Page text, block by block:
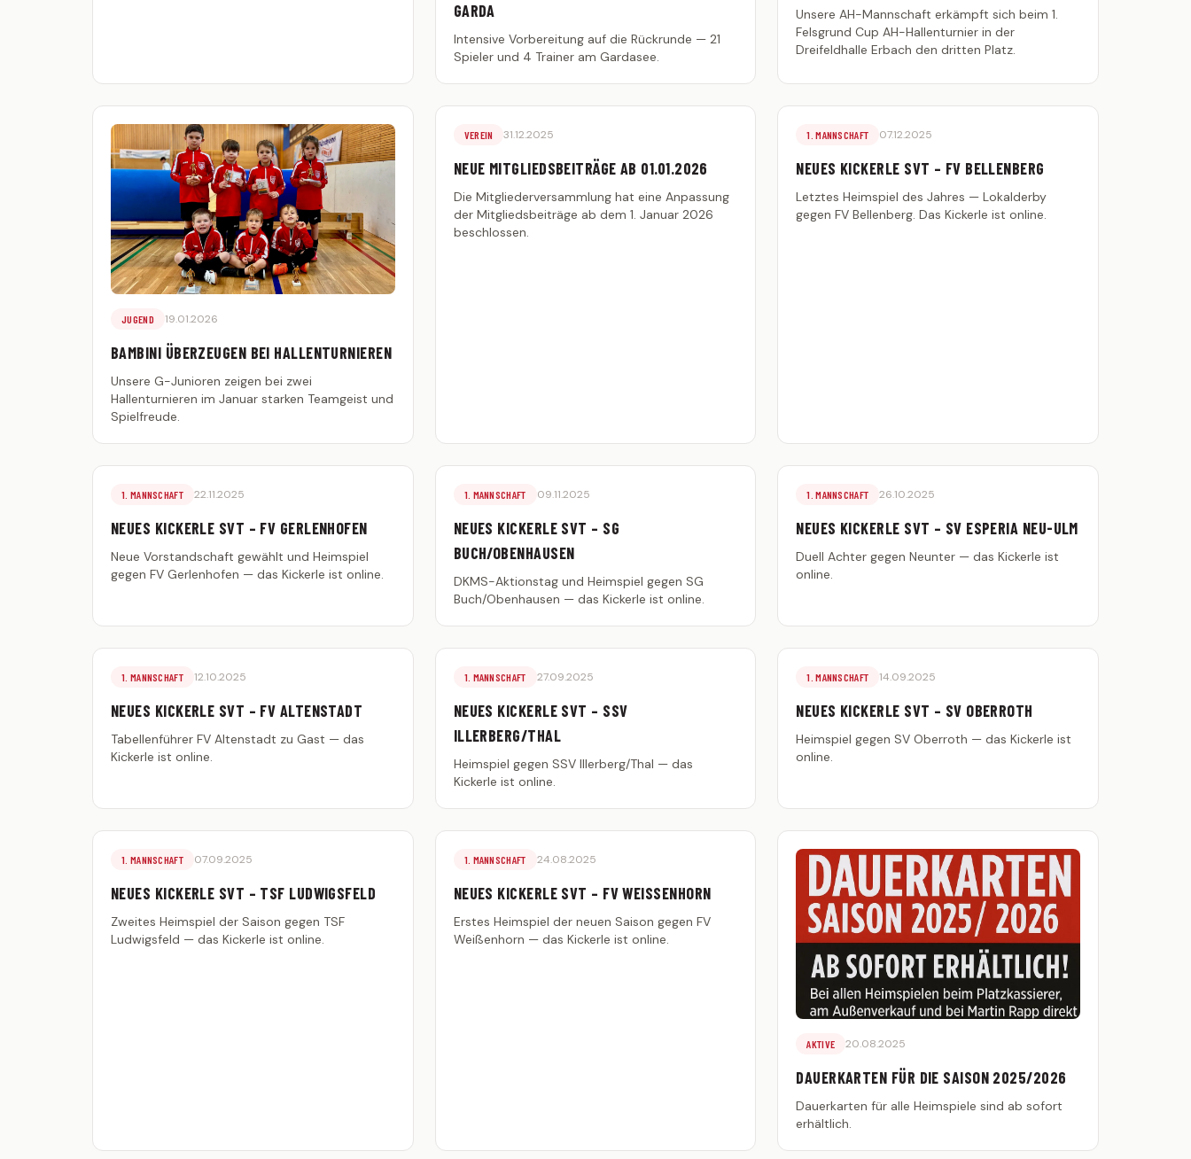
GARDA
Intensive Vorbereitung auf die Rückrunde — 21
Spieler und 4 Trainer am Gardasee.
Unsere AH-Mannschaft erkämpft sich beim 1.
Felsgrund Cup AH-Hallenturnier in der
Dreifeldhalle Erbach den dritten Platz.
JUGEND 19.01.2026
BAMBINI ÜBERZEUGEN BEI HALLENTURNIEREN
Unsere G-Junioren zeigen bei zwei
Hallenturnieren im Januar starken Teamgeist und
Spielfreude.
VEREIN 31.12.2025
NEUE MITGLIEDSBEITRÄGE AB 01.01.2026
Die Mitgliederversammlung hat eine Anpassung
der Mitgliedsbeiträge ab dem 1. Januar 2026
beschlossen.
1. MANNSCHAFT 07.12.2025
NEUES KICKERLE SVT – FV BELLENBERG
Letztes Heimspiel des Jahres — Lokalderby
gegen FV Bellenberg. Das Kickerle ist online.
1. MANNSCHAFT 22.11.2025
NEUES KICKERLE SVT – FV GERLENHOFEN
Neue Vorstandschaft gewählt und Heimspiel
gegen FV Gerlenhofen — das Kickerle ist online.
1. MANNSCHAFT 09.11.2025
NEUES KICKERLE SVT – SG
BUCH/OBENHAUSEN
DKMS-Aktionstag und Heimspiel gegen SG
Buch/Obenhausen — das Kickerle ist online.
1. MANNSCHAFT 26.10.2025
NEUES KICKERLE SVT – SV ESPERIA NEU-ULM
Duell Achter gegen Neunter — das Kickerle ist
online.
1. MANNSCHAFT 12.10.2025
NEUES KICKERLE SVT – FV ALTENSTADT
Tabellenführer FV Altenstadt zu Gast — das
Kickerle ist online.
1. MANNSCHAFT 27.09.2025
NEUES KICKERLE SVT – SSV
ILLERBERG/THAL
Heimspiel gegen SSV Illerberg/Thal — das
Kickerle ist online.
1. MANNSCHAFT 14.09.2025
NEUES KICKERLE SVT – SV OBERROTH
Heimspiel gegen SV Oberroth — das Kickerle ist
online.
1. MANNSCHAFT 07.09.2025
NEUES KICKERLE SVT – TSF LUDWIGSFELD
Zweites Heimspiel der Saison gegen TSF
Ludwigsfeld — das Kickerle ist online.
1. MANNSCHAFT 24.08.2025
NEUES KICKERLE SVT – FV WEISSENHORN
Erstes Heimspiel der neuen Saison gegen FV
Weißenhorn — das Kickerle ist online.
AKTIVE 20.08.2025
DAUERKARTEN FÜR DIE SAISON 2025/2026
Dauerkarten für alle Heimspiele sind ab sofort
erhältlich.